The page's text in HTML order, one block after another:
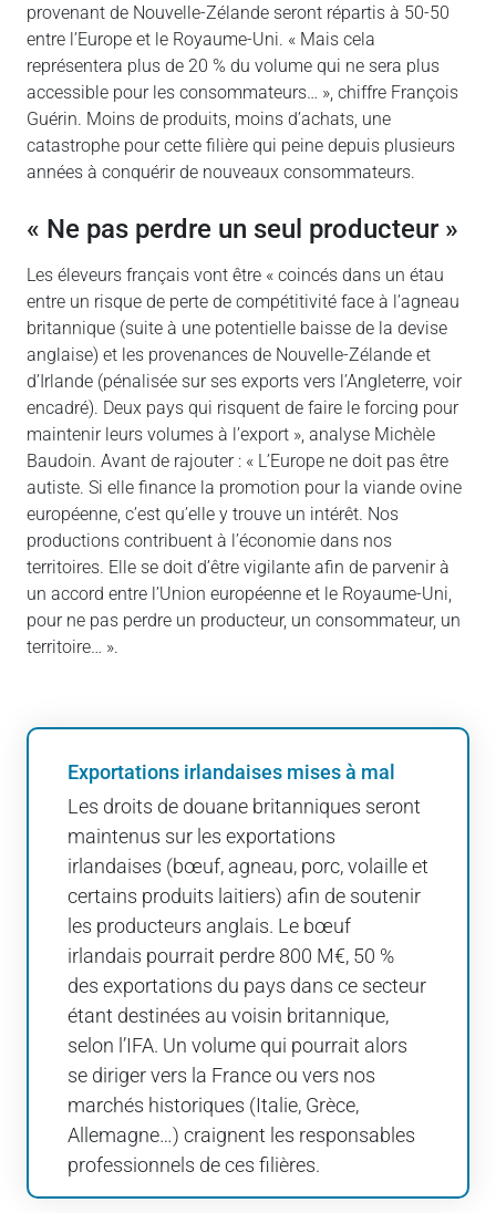
provenant de Nouvelle-Zélande seront répartis à 50-50
entre l’Europe et le Royaume-Uni. « Mais cela
représentera plus de 20 % du volume qui ne sera plus
accessible pour les consommateurs… », chiffre François
Guérin. Moins de produits, moins d’achats, une
catastrophe pour cette filière qui peine depuis plusieurs
années à conquérir de nouveaux consommateurs.
« Ne pas perdre un seul producteur »
Les éleveurs français vont être « coincés dans un étau
entre un risque de perte de compétitivité face à l’agneau
britannique (suite à une potentielle baisse de la devise
anglaise) et les provenances de Nouvelle-Zélande et
d’Irlande (pénalisée sur ses exports vers l’Angleterre, voir
encadré). Deux pays qui risquent de faire le forcing pour
maintenir leurs volumes à l’export », analyse Michèle
Baudoin. Avant de rajouter : « L’Europe ne doit pas être
autiste. Si elle finance la promotion pour la viande ovine
européenne, c’est qu’elle y trouve un intérêt. Nos
productions contribuent à l’économie dans nos
territoires. Elle se doit d’être vigilante afin de parvenir à
un accord entre l’Union européenne et le Royaume-Uni,
pour ne pas perdre un producteur, un consommateur, un
territoire… ».
Exportations irlandaises mises à mal
Les droits de douane britanniques seront
maintenus sur les exportations
irlandaises (bœuf, agneau, porc, volaille et
certains produits laitiers) afin de soutenir
les producteurs anglais. Le bœuf
irlandais pourrait perdre 800 M€, 50 %
des exportations du pays dans ce secteur
étant destinées au voisin britannique,
selon l’IFA. Un volume qui pourrait alors
se diriger vers la France ou vers nos
marchés historiques (Italie, Grèce,
Allemagne…) craignent les responsables
professionnels de ces filières.